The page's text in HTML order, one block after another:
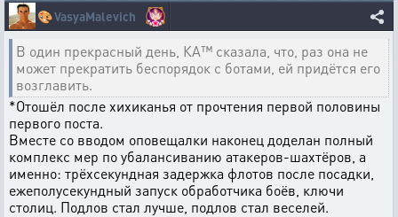
🎨VasyaMalevich
В один прекрасный день, КА™ сказала, что, раз она не
может прекратить беспорядок с ботами, ей придётся его
возглавить.
*Отошёл после хихиканья от прочтения первой половины
первого поста.
Вместе со вводом оповещалки наконец доделан полный
комплекс мер по убалансиванию атакеров-шахтёров, а
именно: трёхсекундная задержка флотов после посадки,
ежеполусекундный запуск обработчика боёв, ключи
столиц. Подлов стал лучше, подлов стал веселей.